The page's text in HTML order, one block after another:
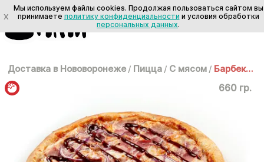
Доставка в Нововоронеже / Пицца / С мясом / Барбекю 30 см
660 гр.
X
Мы используем файлы cookies. Продолжая пользоваться сайтом вы
принимаете политику конфиденциальности и условия обработки
персональных данных.